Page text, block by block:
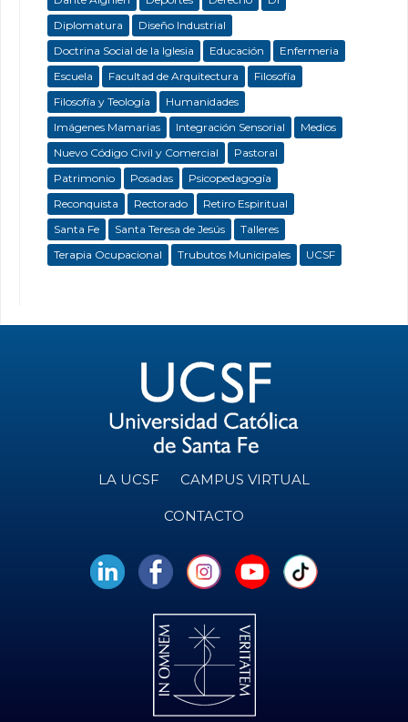
Diplomatura
Diseño Industrial
Doctrina Social de la Iglesia
Educación
Enfermeria
Escuela
Facultad de Arquitectura
Filosofía
Filosofía y Teología
Humanidades
Imágenes Mamarias
Integración Sensorial
Medios
Nuevo Código Civil y Comercial
Pastoral
Patrimonio
Posadas
Psicopedagogía
Reconquista
Rectorado
Retiro Espiritual
Santa Fe
Santa Teresa de Jesús
Talleres
Terapia Ocupacional
Trubutos Municipales UCSF
LA UCSF CAMPUS VIRTUAL
CONTACTO